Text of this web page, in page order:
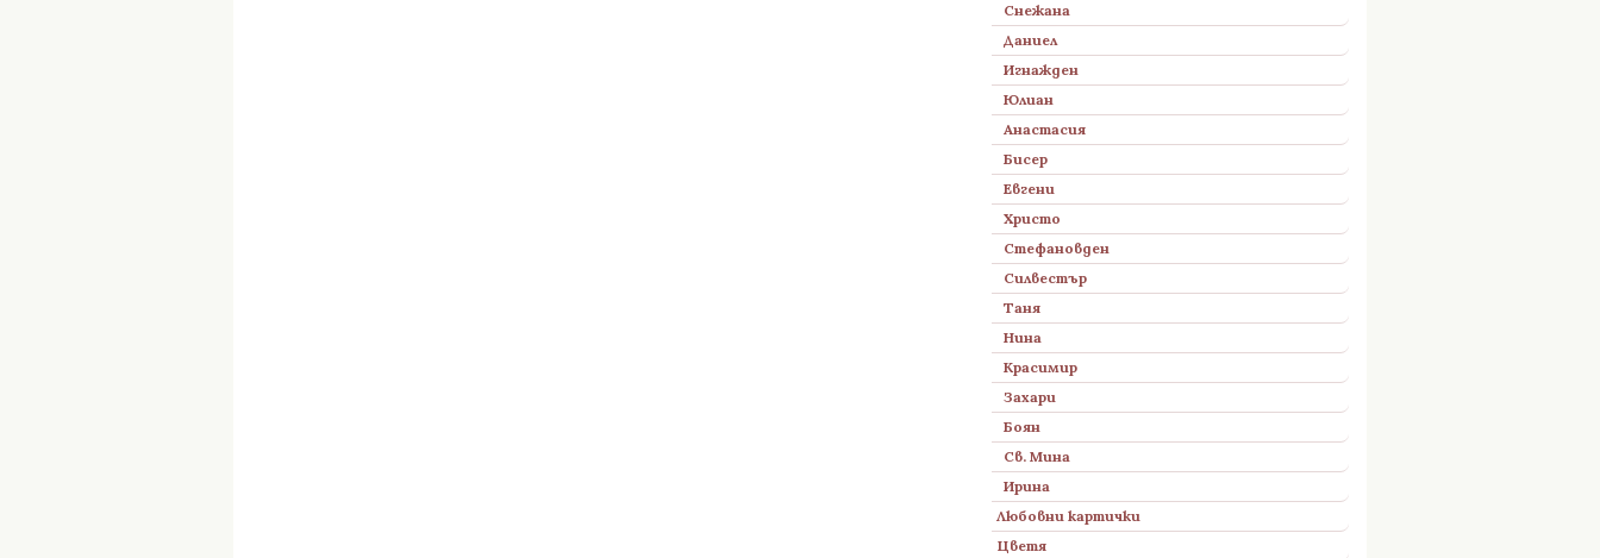
Снежана
Даниел
Игнажден
Юлиан
Анастасия
Бисер
Евгени
Христо
Стефановден
Силвестър
Таня
Нина
Красимир
Захари
Боян
Св. Мина
Ирина
Любовни картички
Цветя